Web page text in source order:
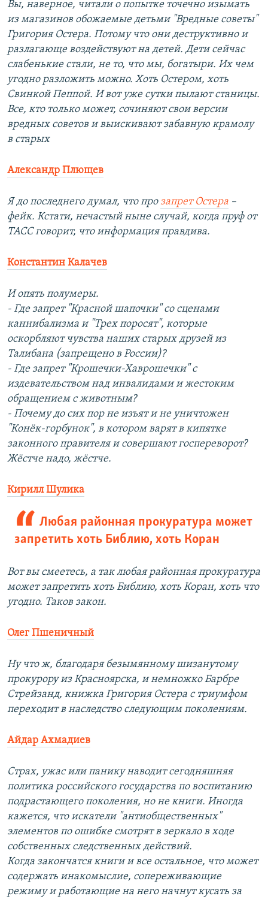
Вы, наверное, читали о попытке точечно изымать
из магазинов обожаемые детьми "Вредные советы"
Григория Остера. Потому что они деструктивно и
разлагающе воздействуют на детей. Дети сейчас
слабенькие стали, не то, что мы, богатыри. Их чем
угодно разложить можно. Хоть Остером, хоть
Свинкой Пеппой. И вот уже сутки пылают станицы.
Все, кто только может, сочиняют свои версии
вредных советов и выискивают забавную крамолу
в старых
Александр Плющев
Я до последнего думал, что прозапрет Остера –
фейк. Кстати, нечастый ныне случай, когда пруф от
ТАСС говорит, что информация правдива.
Константин Калачев
И опять полумеры.
- Где запрет "Красной шапочки" со сценами
каннибализма и "Трех поросят", которые
оскорбляют чувства наших старых друзей из
Талибана (запрещено в России)?
- Где запрет "Крошечки-Хаврошечки" с
издевательством над инвалидами и жестоким
обращением с животным?
- Почему до сих пор не изъят и не уничтожен
"Конёк-горбунок", в котором варят в кипятке
законного правителя и совершают госпереворот?
Жёстче надо, жёстче.
Кирилл Шулика
Любая районная прокуратура может
запретить хоть Библию, хоть Коран
Вот вы смеетесь, а так любая районная прокуратура
может запретить хоть Библию, хоть Коран, хоть что
угодно. Таков закон.
Олег Пшеничный
Ну что ж, благодаря безымянному шизанутому
прокурору из Красноярска, и немножко Барбре
Стрейзанд, книжка Григория Остера с триумфом
переходит в наследство следующим поколениям.
Айдар Ахмадиев
Страх, ужас или панику наводит сегодняшняя
политика российского государства по воспитанию
подрастающего поколения, но не книги. Иногда
кажется, что искатели "антиобщественных"
элементов по ошибке смотрят в зеркало в ходе
собственных следственных действий.
Когда закончатся книги и все остальное, что может
содержать инакомыслие, сопереживающие
режиму и работающие на него начнут кусать за